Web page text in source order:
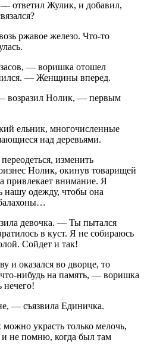
ответил Жулик, и добавил,
ржавое железо. Что-то
— воришка отошел
— Женщины вперед.
возразил Нолик, — первым
ельник, многочисленные
над деревьями.
изменить
Нолик, окинув товарищей
привлекает внимание. Я
нашу одежду, чтобы она
девочка. — Ты пытался
в куст. Я не собираюсь
Сойдет и так!
и оказался во дворце, то
нибудь на память, — воришка
нечего!
— съязвила Единичка.
украсть только мелочь,
не помню, когда был там